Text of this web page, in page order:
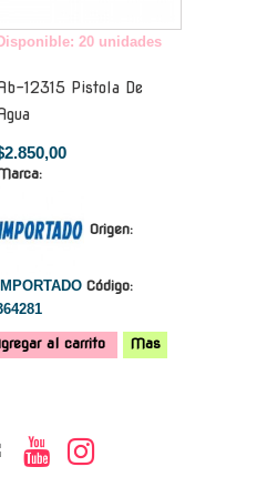
20 unidades
12315 Pistola De
Origen:
Código:
al carrito Mas